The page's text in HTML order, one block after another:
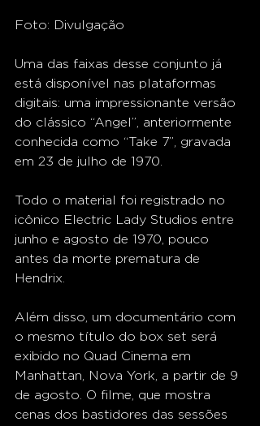
Foto: Divulgação
Uma das faixas desse conjunto já
está disponível nas plataformas
digitais: uma impressionante versão
do clássico “Angel”, anteriormente
conhecida como “Take 7”, gravada
em 23 de julho de 1970.
Todo o material foi registrado no
icônico Electric Lady Studios entre
junho e agosto de 1970, pouco
antes da morte prematura de
Hendrix.
Além disso, um documentário com
o mesmo título do box set será
exibido no Quad Cinema em
Manhattan, Nova York, a partir de 9
de agosto. O filme, que mostra
cenas dos bastidores das sessões